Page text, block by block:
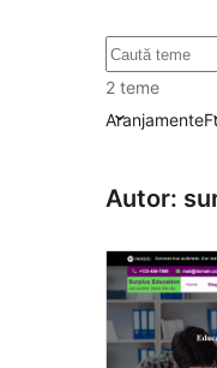
Caută
2 teme
Aranjamente
Autor: